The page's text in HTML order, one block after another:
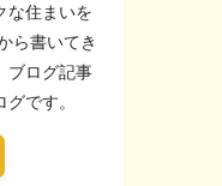
な住まいを
ら書いてき
ブログ記事
です。